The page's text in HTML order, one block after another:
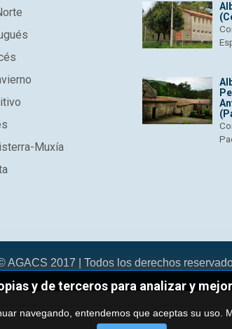
Muxía
AGACS 2017 | Todos los derechos
y de terceros para analizar y
navegando, entendemos que aceptas su uso.